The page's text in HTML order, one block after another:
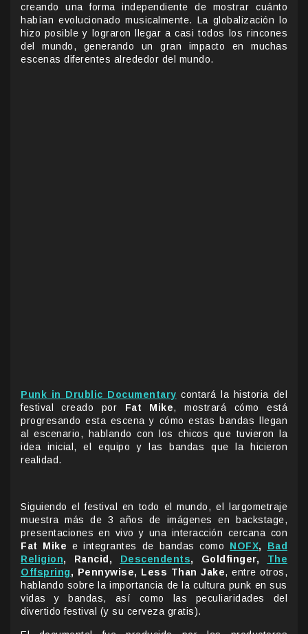
creando una forma independiente de mostrar cuánto
habían evolucionado musicalmente. La globalización lo
hizo posible y lograron llegar a casi todos los rincones
del mundo, generando un gran impacto en muchas
escenas diferentes alrededor del mundo.
Punk in Drublic Documentary contará la historia del
festival creado por Fat Mike, mostrará cómo está
progresando esta escena y cómo estas bandas llegan
al escenario, hablando con los chicos que tuvieron la
idea inicial, el equipo y las bandas que la hicieron
realidad.
Siguiendo el festival en todo el mundo, el largometraje
muestra más de 3 años de imágenes en backstage,
presentaciones en vivo y una interacción cercana con
Fat Mike e integrantes de bandas como NOFX, Bad
Religion, Rancid, Descendents, Goldfinger, The
Offspring, Pennywise, Less Than Jake, entre otros,
hablando sobre la importancia de la cultura punk en sus
vidas y bandas, así como las peculiaridades del
divertido festival (y su cerveza gratis).